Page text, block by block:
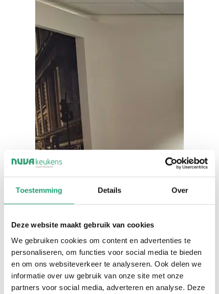
Toestemming Details Over
Deze website maakt gebruik van cookies
We gebruiken cookies om content en advertenties te
personaliseren, om functies voor social media te bieden
en om ons websiteverkeer te analyseren. Ook delen we
informatie over uw gebruik van onze site met onze
partners voor social media, adverteren en analyse. Deze